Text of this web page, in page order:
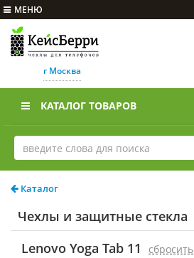
МЕНЮ
г Москва
КАТАЛОГ ТОВАРОВ
Каталог
Чехлы и защитные стекла
Lenovo Yoga Tab 11
cбросить